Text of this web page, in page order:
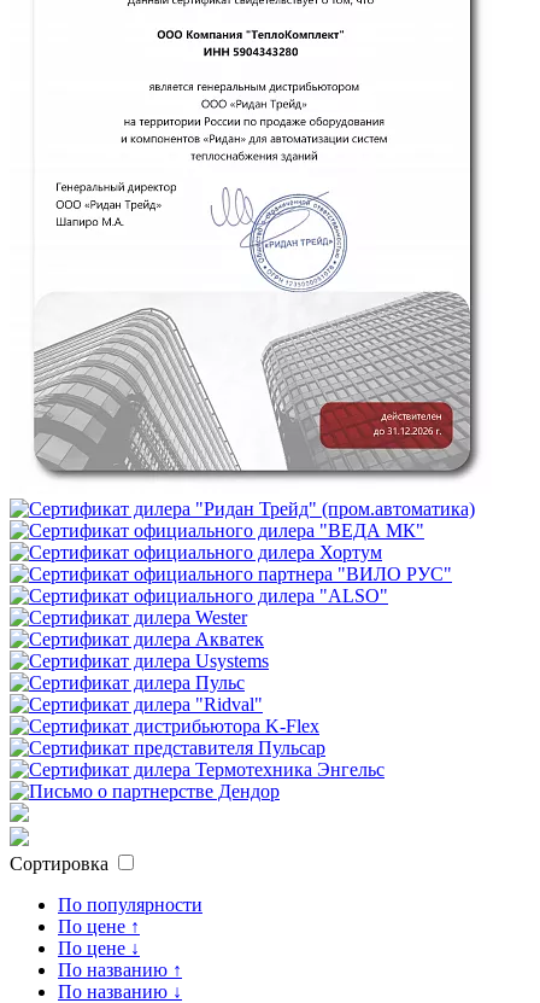
Сортировка
По популярности
По цене ↑
По цене ↓
По названию ↑
По названию ↓